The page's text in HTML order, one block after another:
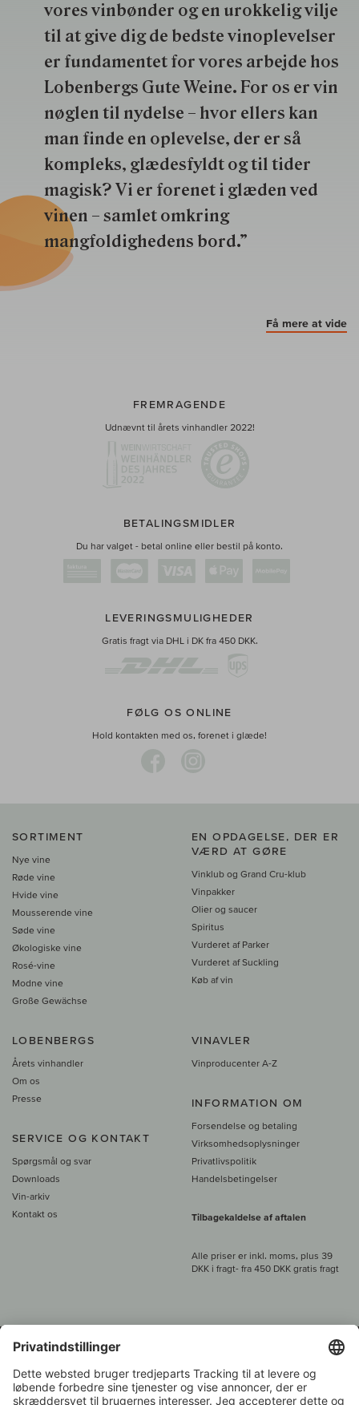
vores vinbønder og en urokkelig vilje
til at give dig de bedste vinoplevelser
er fundamentet for vores arbejde hos
Lobenbergs Gute Weine. For os er vin
nøglen til nydelse – hvor ellers kan
man finde en oplevelse, der er så
kompleks, glædesfyldt og til tider
magisk? Vi er forenet i glæden ved
vinen – samlet omkring
mangfoldighedens bord.”
Få mere at vide
FREMRAGENDE
Udnævnt til årets vinhandler 2022!
BETALINGSMIDLER
Du har valget - betal online eller bestil på konto.
LEVERINGSMULIGHEDER
Gratis fragt via DHL i DK fra 450 DKK.
FØLG OS ONLINE
Hold kontakten med os, forenet i glæde!
SORTIMENT
Nye vine
Røde vine
Hvide vine
Mousserende vine
Søde vine
Økologiske vine
Rosé-vine
Modne vine
Große Gewächse
EN OPDAGELSE, DER ER
VÆRD AT GØRE
Vinklub og Grand Cru-klub
Vinpakker
Olier og saucer
Spiritus
Vurderet af Parker
Vurderet af Suckling
Køb af vin
LOBENBERGS
Årets vinhandler
Om os
Presse
SERVICE OG KONTAKT
Spørgsmål og svar
Downloads
Vin-arkiv
Kontakt os
VINAVLER
Vinproducenter A-Z
INFORMATION OM
Forsendelse og betaling
Virksomhedsoplysninger
Privatlivspolitik
Handelsbetingelser
Tilbagekaldelse af aftalen
Alle priser er inkl. moms, plus 39
DKK i fragt- fra 450 DKK gratis fragt
Kundeservice:
+49 421 696 797-0